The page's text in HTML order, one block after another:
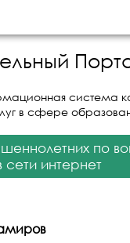
система
в сфере
по
интернет